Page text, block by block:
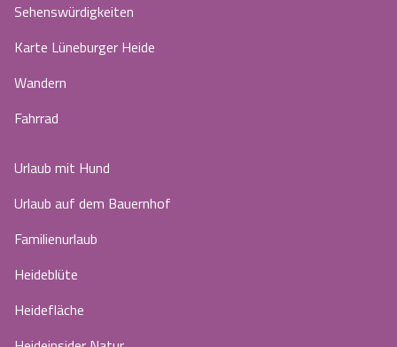
Sehenswürdigkeiten
Karte Lüneburger Heide
Wandern
Fahrrad
Urlaub mit Hund
Urlaub auf dem Bauernhof
Familienurlaub
Heideblüte
Heidefläche